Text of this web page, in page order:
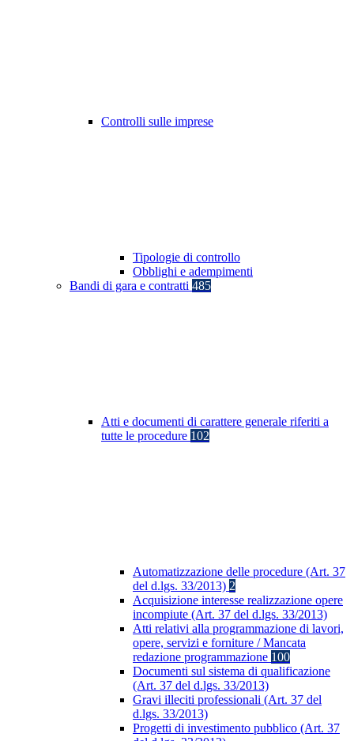
Controlli sulle imprese
Tipologie di controllo
Obblighi e adempimenti
Bandi di gara e contratti 485
Atti e documenti di carattere generale riferiti a
tutte le procedure 102
Automatizzazione delle procedure (Art. 37
del d.lgs. 33/2013) 2
Acquisizione interesse realizzazione opere
incompiute (Art. 37 del d.lgs. 33/2013)
Atti relativi alla programmazione di lavori,
opere, servizi e forniture / Mancata
redazione programmazione 100
Documenti sul sistema di qualificazione
(Art. 37 del d.lgs. 33/2013)
Gravi illeciti professionali (Art. 37 del
d.lgs. 33/2013)
Progetti di investimento pubblico (Art. 37